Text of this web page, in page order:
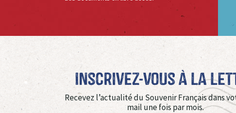
Inscrivez-vous à La
Recevez l’actualité du Souvenir Français dans
mail une fois par mois.